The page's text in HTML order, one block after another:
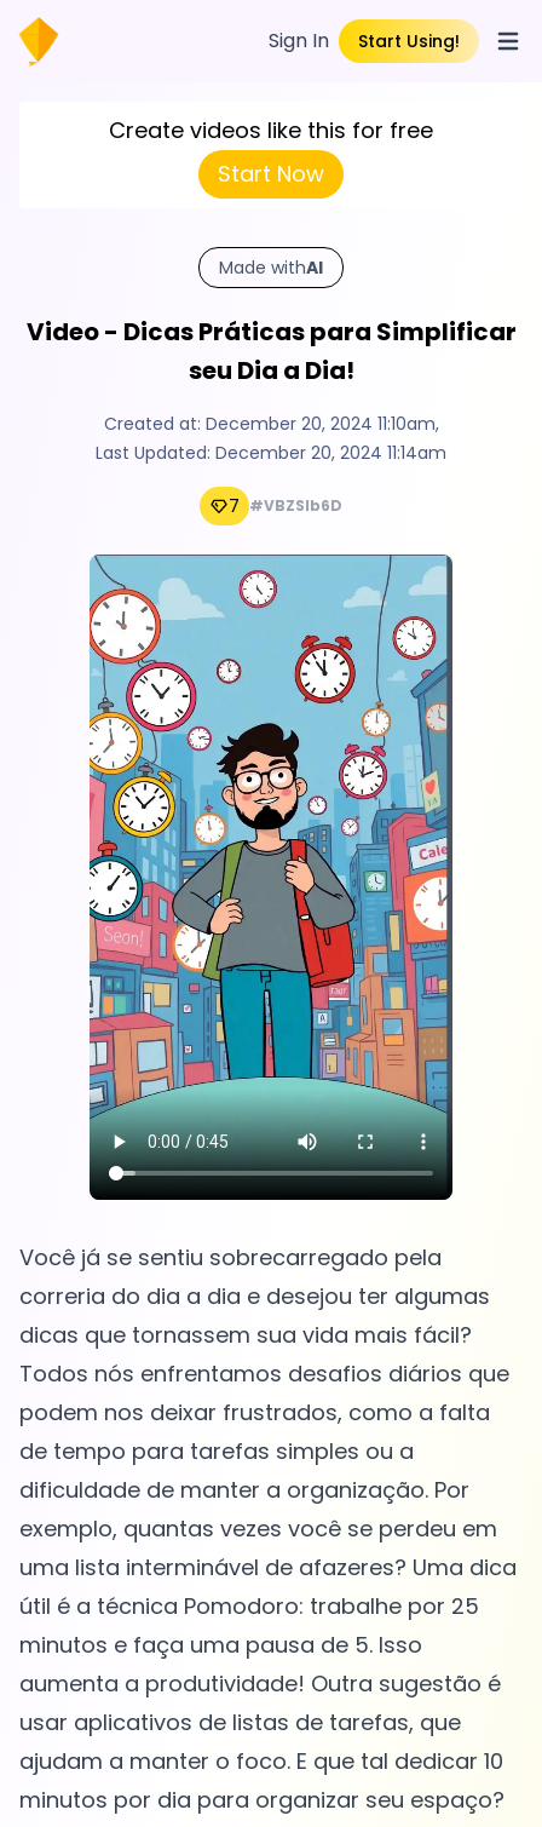
Sign In Start Using!
Create videos like this for free
Start Now
Made withAI
Video - Dicas Práticas para Simplificar
seu Dia a Dia!
Created at: December 20, 2024 11:10am,
Last Updated: December 20, 2024 11:14am
7 #VBZSlb6D
Você já se sentiu sobrecarregado pela
correria do dia a dia e desejou ter algumas
dicas que tornassem sua vida mais fácil?
Todos nós enfrentamos desafios diários que
podem nos deixar frustrados, como a falta
de tempo para tarefas simples ou a
dificuldade de manter a organização. Por
exemplo, quantas vezes você se perdeu em
uma lista interminável de afazeres? Uma dica
útil é a técnica Pomodoro: trabalhe por 25
minutos e faça uma pausa de 5. Isso
aumenta a produtividade! Outra sugestão é
usar aplicativos de listas de tarefas, que
ajudam a manter o foco. E que tal dedicar 10
minutos por dia para organizar seu espaço?